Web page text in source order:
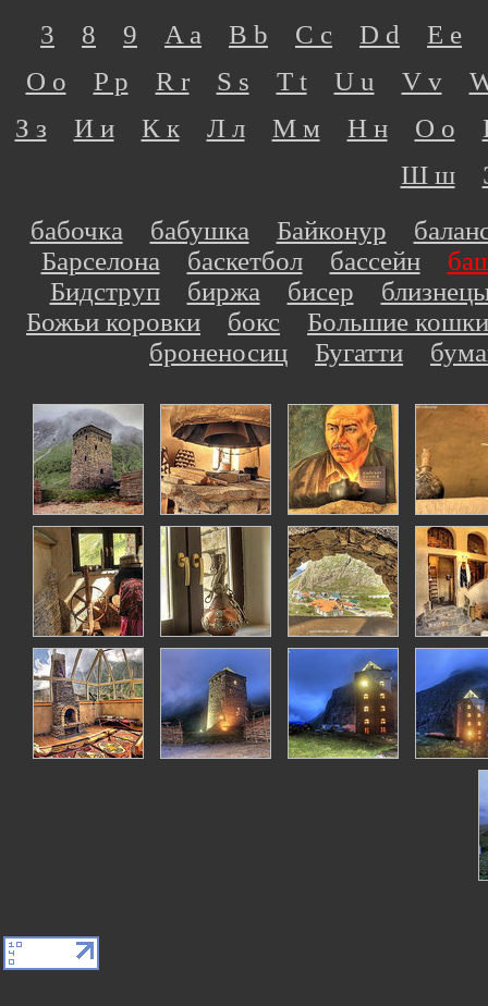
3 8 9 A a B b C c D d
E e
O o
P p R r S s T t U u V v
З з
И и К к Л л М м Н н О о
Ш ш
бабочка
бабушка Байконур
Барселона
баскетбол бассейн
Бидструп
биржа бисер
Божьи коровки
бокс
Большие кошки
броненосиц
Бугатти